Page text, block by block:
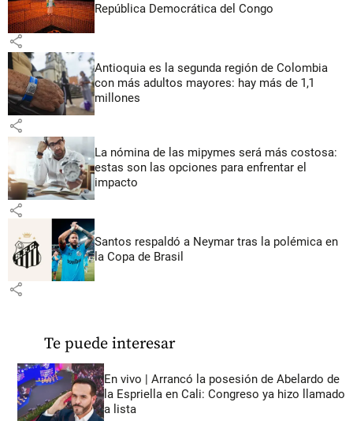
República Democrática del Congo
share
Antioquia es la segunda región de Colombia
con más adultos mayores: hay más de 1,1
millones
share
La nómina de las mipymes será más costosa:
estas son las opciones para enfrentar el
impacto
share
Santos respaldó a Neymar tras la polémica en
la Copa de Brasil
share
Te puede interesar
En vivo | Arrancó la posesión de Abelardo de
la Espriella en Cali: Congreso ya hizo llamado
a lista